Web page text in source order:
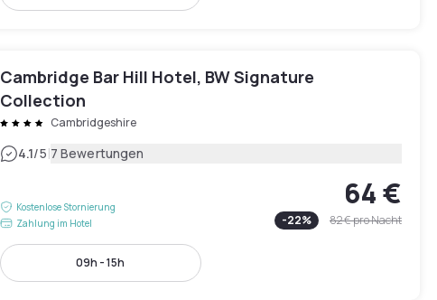
Cambridge Bar Hill Hotel, BW Signature
Collection
Cambridgeshire
4.1/5|7 Bewertungen
Kostenlose Stornierung
Zahlung im Hotel
64 €
-22% 82 €pro Nacht
09h - 15h